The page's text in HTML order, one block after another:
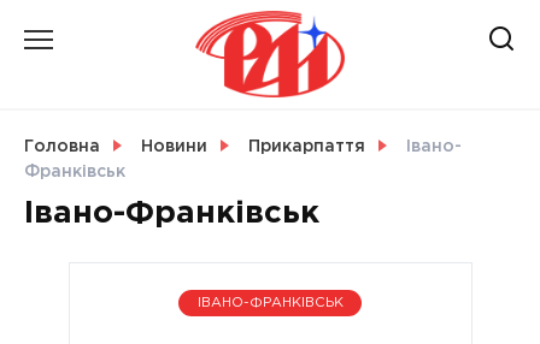
СВІТ
Головна Новини Прикарпаття
Івано-
Франківськ
Івано-Франківськ
ІВАНО-ФРАНКІВСЬК